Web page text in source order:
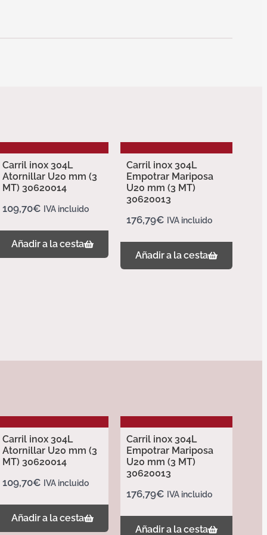
Carril inox 304L
Atornillar U20 mm (3
MT) 30620014
109,70€ IVA incluido
Añadir a la cesta
Carril inox 304L
Empotrar Mariposa
U20 mm (3 MT)
30620013
176,79€ IVA incluido
Añadir a la cesta
Carril inox 304L
Atornillar U20 mm (3
MT) 30620014
109,70€ IVA incluido
Añadir a la cesta
Carril inox 304L
Empotrar Mariposa
U20 mm (3 MT)
30620013
176,79€ IVA incluido
Añadir a la cesta